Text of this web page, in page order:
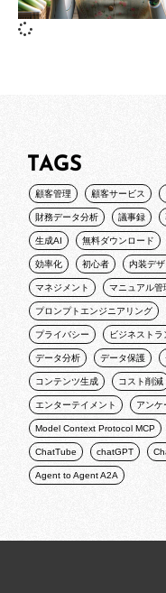
TAGS
顧客管理 顧客サービス
財務データ分析 議事録
生成AI 無料ダウンロード
効率化 初心者 内装デ
マネジメント マニュアル管
プロンプトエンジニアリング
プライバシー ビジネストラ
データ分析 データ保護
コンテンツ生成 コスト削減
エンターテイメント アンケ
Model Context Protocol MCP
ChatTube chatGPT
Agent to Agent A2A